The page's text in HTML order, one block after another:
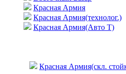
Красная Армия
Красная Армия(технолог.)
Красная Армия(Авто Т)
Красная Армия(скл.